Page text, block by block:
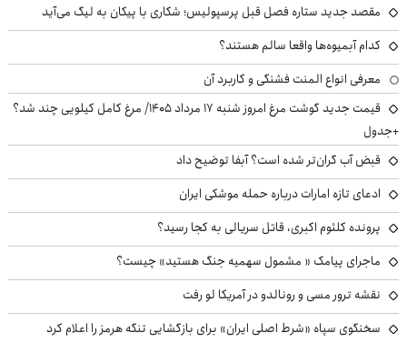
مقصد جدید ستاره فصل قبل پرسپولیس؛ شکاری با پیکان به لیگ می‌آید
کدام آبمیوه‌ها واقعا سالم هستند؟
معرفی انواع المنت فشنگی و کاربرد آن
قیمت جدید گوشت مرغ امروز شنبه ۱۷ مرداد ۱۴۰۵/ مرغ کامل کیلویی چند شد؟
+جدول
قبض آب گران‌تر شده است؟ آبفا توضیح داد
ادعای تازه امارات درباره حمله موشکی ایران
پرونده کلثوم اکبری، قاتل سریالی به کجا رسید؟
ماجرای پیامک « مشمول سهمیه جنگ هستید» چیست؟
نقشه ترور مسی و رونالدو در آمریکا لو رفت
سخنگوی سپاه «شرط اصلی ایران» برای بازگشایی تنگه هرمز را اعلام کرد